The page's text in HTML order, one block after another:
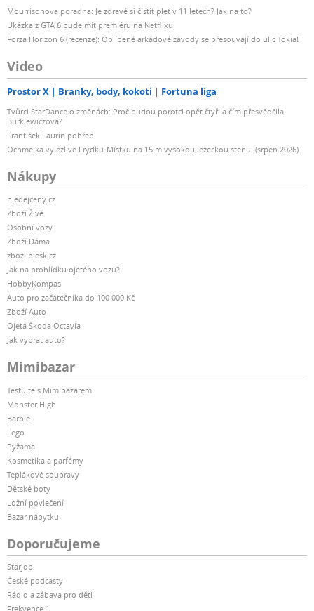
Mourrisonova poradna: Je zdravé si čistit pleť v 11 letech? Jak na to?
Ukázka z GTA 6 bude mít premiéru na Netflixu
Forza Horizon 6 (recenze): Oblíbené arkádové závody se přesouvají do ulic Tokia!
Video
Prostor X Branky, body, kokoti Fortuna liga
Tvůrci StarDance o změnách: Proč budou porotci opět čtyři a čím přesvědčila
Burkiewiczová?
František Laurin pohřeb
Ochmelka vylezl ve Frýdku-Místku na 15 m vysokou lezeckou stěnu. (srpen 2026)
Nákupy
hledejceny.cz
Zboží Živě
Osobní vozy
Zboží Dáma
zbozi.blesk.cz
Jak na prohlídku ojetého vozu?
HobbyKompas
Auto pro začátečníka do 100 000 Kč
Zboží Auto
Ojetá Škoda Octavia
Jak vybrat auto?
Mimibazar
Testujte s Mimibazarem
Monster High
Barbie
Lego
Pyžama
Kosmetika a parfémy
Teplákové soupravy
Dětské boty
Ložní povlečení
Bazar nábytku
Doporučujeme
Starjob
České podcasty
Rádio a zábava pro děti
Frekvence 1